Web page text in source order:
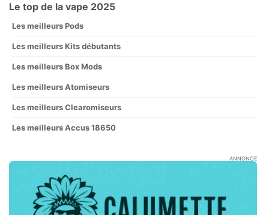
Le top de la vape 2025
Les meilleurs Pods
Les meilleurs Kits débutants
Les meilleurs Box Mods
Les meilleurs Atomiseurs
Les meilleurs Clearomiseurs
Les meilleurs Accus 18650
ANNONCE